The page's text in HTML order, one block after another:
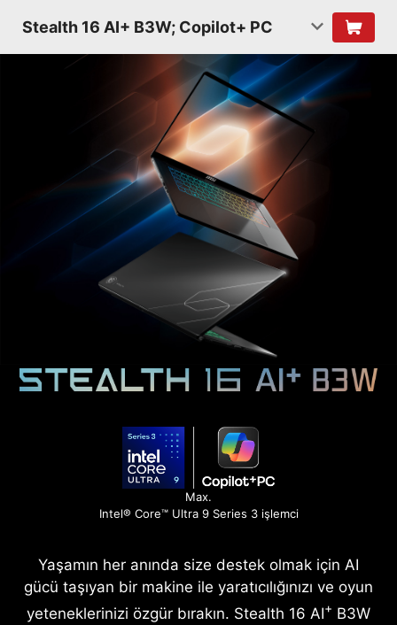
Stealth 16 AI+ B3W; Copilot+ PC
Max.
Intel® Core™ Ultra 9 Series 3 işlemci
Yaşamın her anında size destek olmak için AI
gücü taşıyan bir makine ile yaratıcılığınızı ve oyun
yeteneklerinizi özgür bırakın. Stealth 16 AI+ B3W